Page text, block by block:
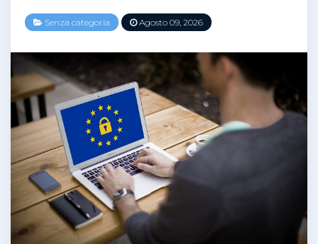
Senza categoria Agosto 09, 2026